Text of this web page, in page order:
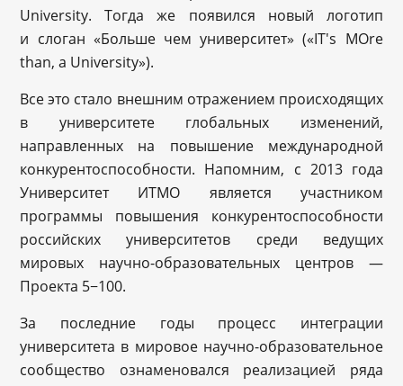
University. Тогда же появился новый логотип
и слоган «Больше чем университет» («IT's MOre
than, а University»).
Все это стало внешним отражением происходящих
в университете глобальных изменений,
направленных на повышение международной
конкурентоспособности. Напомним, с 2013 года
Университет ИТМО является участником
программы повышения конкурентоспособности
российских университетов среди ведущих
мировых научно-образовательных центров —
Проекта 5−100.
За последние годы процесс интеграции
университета в мировое научно-образовательное
сообщество ознаменовался реализацией ряда